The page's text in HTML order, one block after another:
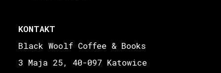
KONTAKT
Black Woolf Coffee & Books
3 Maja 25, 40-097 Katowice